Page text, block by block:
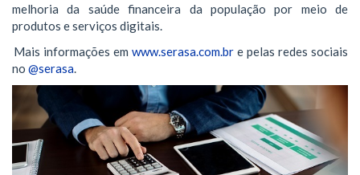
melhoria da saúde financeira da população por meio de
produtos e serviços digitais.
Mais informações em www.serasa.com.br e pelas redes sociais
no @serasa